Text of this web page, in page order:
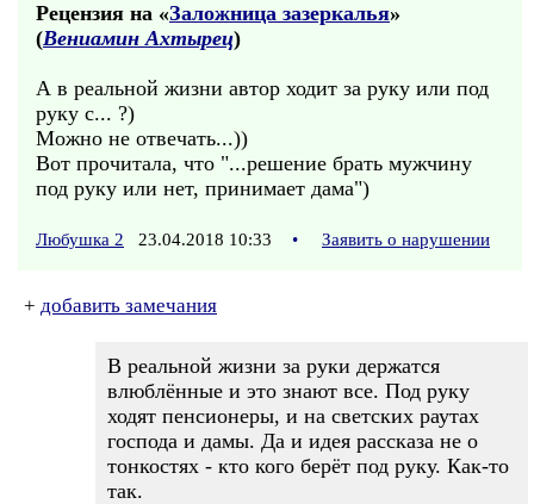
Рецензия на «Заложница зазеркалья»
(Вениамин Ахтырец)
А в реальной жизни автор ходит за руку или под
руку с... ?)
Можно не отвечать...))
Вот прочитала, что "...решение брать мужчину
под руку или нет, принимает дама")
Любушка 2 23.04.2018 10:33 • Заявить о нарушении
+ добавить замечания
В реальной жизни за руки держатся
влюблённые и это знают все. Под руку
ходят пенсионеры, и на светских раутах
господа и дамы. Да и идея рассказа не о
тонкостях - кто кого берёт под руку. Как-то
так.